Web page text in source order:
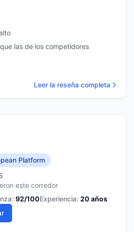
las de los competidores
Leer la reseña completa
Platform
este corredor
92/100Experiencia: 20 años